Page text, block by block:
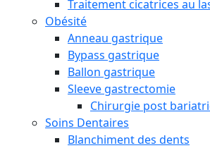
Traitement cicatrices au
Obésité
Anneau gastrique
Bypass gastrique
Ballon gastrique
Sleeve gastrectomie
Chirurgie post
Soins Dentaires
Blanchiment des dents